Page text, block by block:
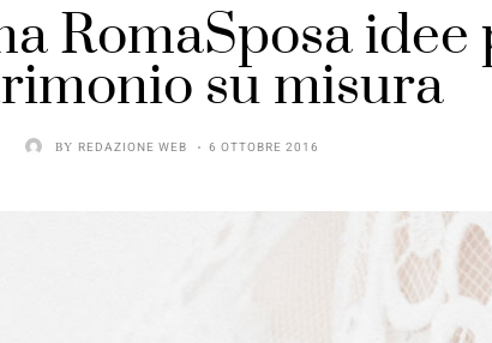
RomaSposa idee
su misura
BY REDAZIONE WEB 6 OTTOBRE 2016